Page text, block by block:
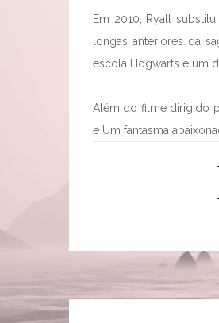
Em 2010, Ryall
longas anteriores da
escola Hogwarts e um
Além do filme dirigido
e Um fantasma